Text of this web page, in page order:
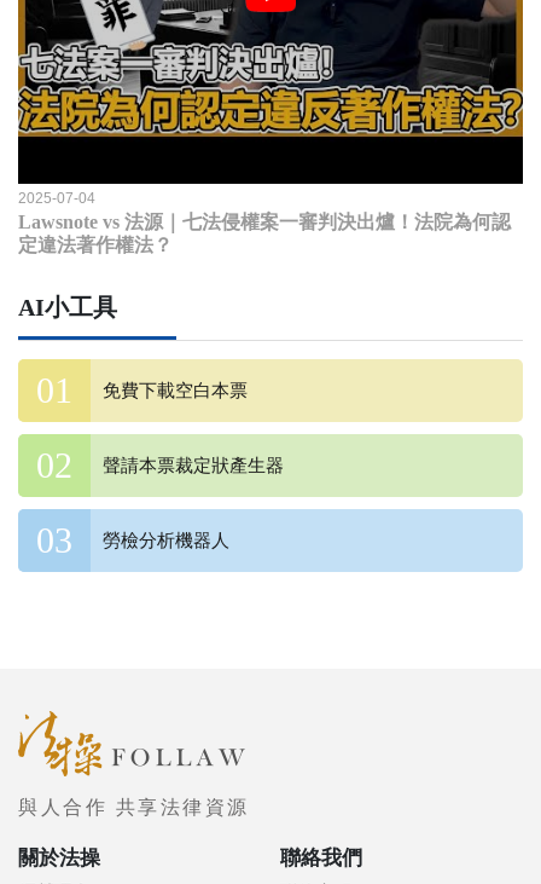
2025-07-04
Lawsnote vs 法源｜七法侵權案一審判決出爐！法院為何認
定違法著作權法？
AI小工具
免費下載空白本票
聲請本票裁定狀產生器
勞檢分析機器人
與人合作 共享法律資源
關於法操 聯絡我們